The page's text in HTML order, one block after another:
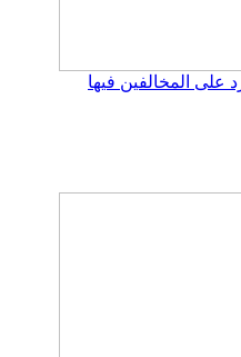
على المخالفين فيها